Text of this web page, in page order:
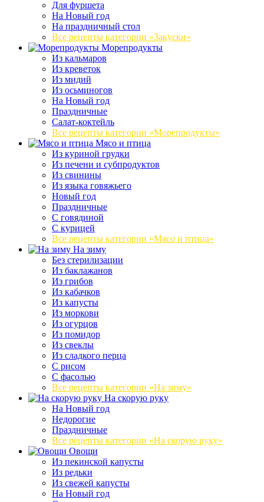
Для фуршета
На Новый год
На праздничный стол
Все рецепты категории «Закуски»
Морепродукты
Из кальмаров
Из креветок
Из мидий
Из осьминогов
На Новый год
Праздничные
Салат-коктейль
Все рецепты категории «Морепродукты»
Мясо и птица
Из куриной грудки
Из печени и субпродуктов
Из свинины
Из языка говяжьего
Новый год
Праздничные
С говядиной
С курицей
Все рецепты категории «Мясо и птица»
На зиму
Без стерилизации
Из баклажанов
Из грибов
Из кабачков
Из капусты
Из моркови
Из огурцов
Из помидор
Из свеклы
Из сладкого перца
С рисом
С фасолью
Все рецепты категории «На зиму»
На скорую руку
На Новый год
Недорогие
Праздничные
Все рецепты категории «На скорую руку»
Овощи
Из пекинской капусты
Из редьки
Из свежей капусты
На Новый год